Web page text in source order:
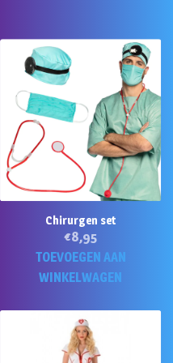
Chirurgen set
€8,95
TOEVOEGEN AAN
WINKELWAGEN